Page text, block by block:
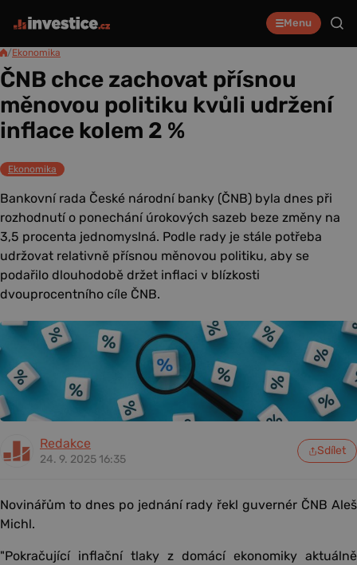
Menu
/Ekonomika
ČNB chce zachovat přísnou
měnovou politiku kvůli udržení
inflace kolem 2 %
Ekonomika
Bankovní rada České národní banky (ČNB) byla dnes při
rozhodnutí o ponechání úrokových sazeb beze změny na
3,5 procenta jednomyslná. Podle rady je stále potřeba
udržovat relativně přísnou měnovou politiku, aby se
podařilo dlouhodobě držet inflaci v blízkosti
dvouprocentního cíle ČNB.
Redakce
24. 9. 2025 16:35
Sdílet
Novinářům to dnes po jednání rady řekl guvernér ČNB Aleš
Michl.
"Pokračující inflační tlaky z domácí ekonomiky aktuálně